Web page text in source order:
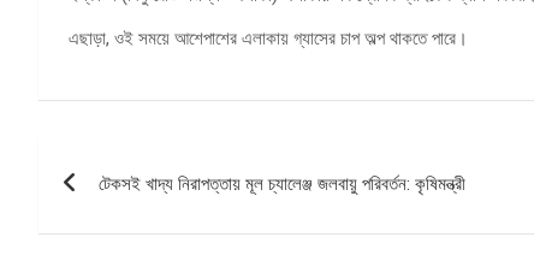
এছাড়া, ওই সময়ে আশেপাশের এলাকায় গ্যাসের চাপ অল্প থাকতে পারে।
ন্যাভিগেশন
টেকসই খাদ্য নিরাপত্তায় মূল চ্যালেঞ্জ জলবায়ু পরিবর্তন: কৃষিমন্ত্রী